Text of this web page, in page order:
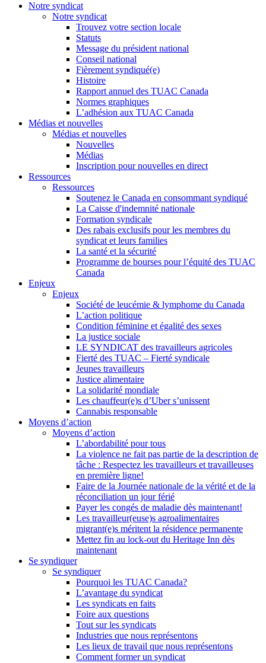
Notre syndicat
Notre syndicat
Trouvez votre section locale
Statuts
Message du président national
Conseil national
Fièrement syndiqué(e)
Histoire
Rapport annuel des TUAC Canada
Normes graphiques
L’adhésion aux TUAC Canada
Médias et nouvelles
Médias et nouvelles
Nouvelles
Médias
Inscription pour nouvelles en direct
Ressources
Ressources
Soutenez le Canada en consommant syndiqué
La Caisse d'indemnité nationale
Formation syndicale
Des rabais exclusifs pour les membres du
syndicat et leurs families
La santé et la sécurité
Programme de bourses pour l’équité des TUAC
Canada
Enjeux
Enjeux
Société de leucémie & lymphome du Canada
L’action politique
Condition féminine et égalité des sexes
La justice sociale
LE SYNDICAT des travailleurs agricoles
Fierté des TUAC – Fierté syndicale
Jeunes travailleurs
Justice alimentaire
La solidarité mondiale
Les chauffeur(e)s d’Uber s’unissent
Cannabis responsable
Moyens d’action
Moyens d’action
L’abordabilité pour tous
La violence ne fait pas partie de la description de
tâche : Respectez les travailleurs et travailleuses
en première ligne!
Faire de la Journée nationale de la vérité et de la
réconciliation un jour férié
Payer les congés de maladie dès maintenant!
Les travailleur(euse)s agroalimentaires
migrant(e)s méritent la résidence permanente
Mettez fin au lock-out du Heritage Inn dès
maintenant
Se syndiquer
Se syndiquer
Pourquoi les TUAC Canada?
L’avantage du syndicat
Les syndicats en faits
Foire aux questions
Tout sur les syndicats
Industries que nous représentons
Les lieux de travail que nous représentons
Comment former un syndicat